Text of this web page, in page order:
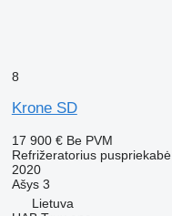
8
Krone SD
17 900 € Be PVM
Refrižeratorius puspriekabė
2020
Ašys 3
Lietuva